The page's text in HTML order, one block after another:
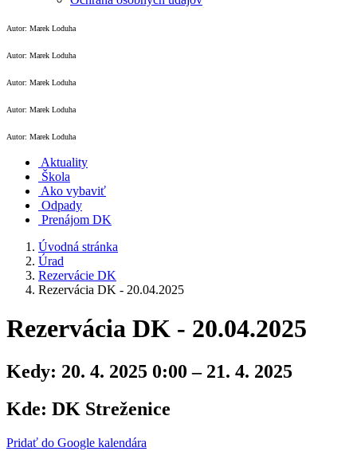
Autor: Marek Loduha
Autor: Marek Loduha
Autor: Marek Loduha
Autor: Marek Loduha
Autor: Marek Loduha
Aktuality
Škola
Ako vybaviť
Odpady
Prenájom DK
Úvodná stránka
Úrad
Rezervácie DK
Rezervácia DK - 20.04.2025
Rezervácia DK - 20.04.2025
Kedy: 20. 4. 2025 0:00 – 21. 4. 2025
Kde: DK Streženice
Pridať do Google kalendára